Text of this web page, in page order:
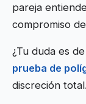
pareja
compromiso
¿Tu duda es
prueba de
discreción total.